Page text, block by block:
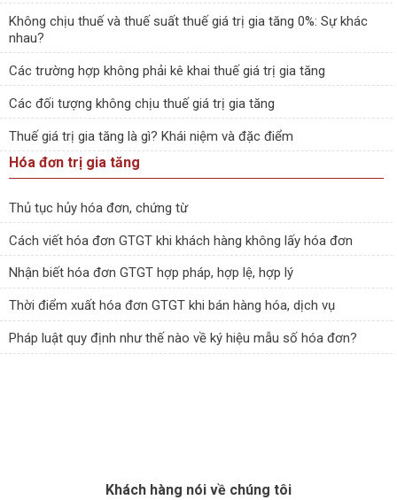
Không chịu thuế và thuế suất thuế giá trị gia tăng 0%: Sự khác
nhau?
Các trường hợp không phải kê khai thuế giá trị gia tăng
Các đối tượng không chịu thuế giá trị gia tăng
Thuế giá trị gia tăng là gì? Khái niệm và đặc điểm
Hóa đơn trị gia tăng
Thủ tục hủy hóa đơn, chứng từ
Cách viết hóa đơn GTGT khi khách hàng không lấy hóa đơn
Nhận biết hóa đơn GTGT hợp pháp, hợp lệ, hợp lý
Thời điểm xuất hóa đơn GTGT khi bán hàng hóa, dịch vụ
Pháp luật quy định như thế nào về ký hiệu mẫu số hóa đơn?
Khách hàng nói về chúng tôi